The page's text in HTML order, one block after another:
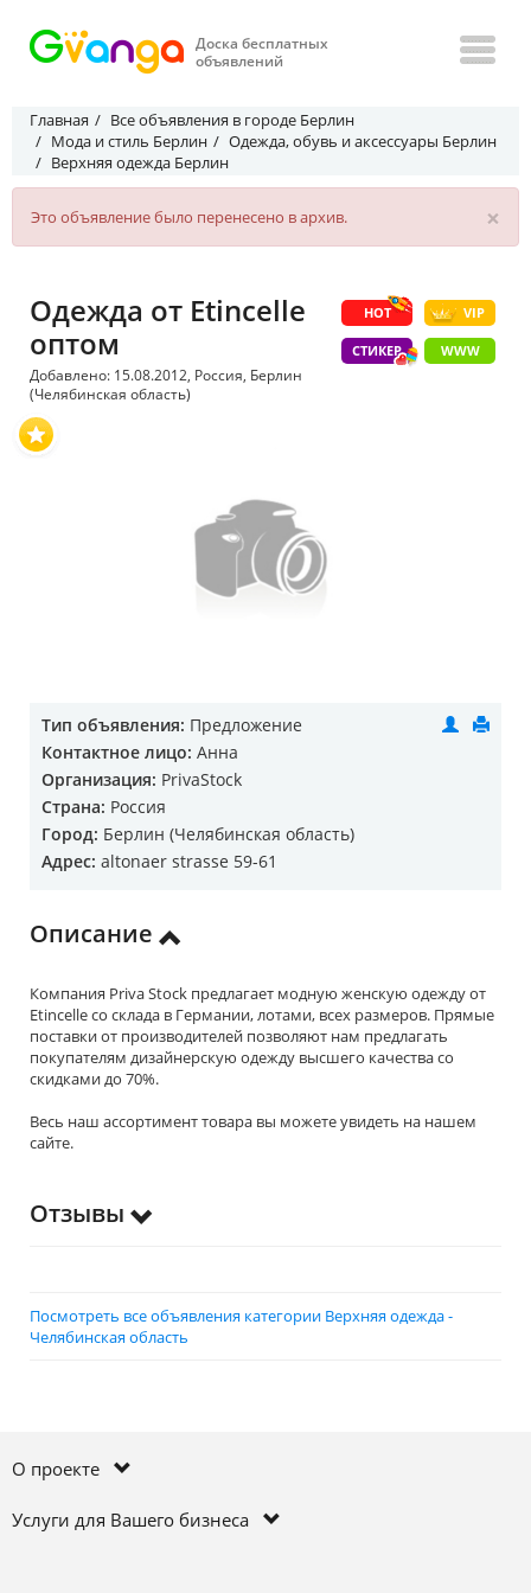
Доска бесплатных
объявлений
Главная
Все объявления в городе Берлин
Мода и стиль Берлин
Одежда, обувь и аксессуары Берлин
Верхняя одежда Берлин
×
Это объявление было перенесено в архив.
HOT VIP
СТИКЕР WWW
Одежда от Etincelle
оптом
Добавлено: 15.08.2012, Россия, Берлин
(Челябинская область)
Тип объявления: Предложение
Контактное лицо: Анна
Организация: PrivaStock
Страна: Россия
Город: Берлин (Челябинская область)
Адрес: altonaer strasse 59-61
Описание
Компания Priva Stock предлагает модную женскую одежду от
Etincelle со склада в Германии, лотами, всех размеров. Прямые
поставки от производителей позволяют нам предлагать
покупателям дизайнерскую одежду высшего качества со
скидками до 70%.
Весь наш ассортимент товара вы можете увидеть на нашем
сайте.
Отзывы
Посмотреть все объявления категории Верхняя одежда -
Челябинская область
О проекте
Услуги для Вашего бизнеса